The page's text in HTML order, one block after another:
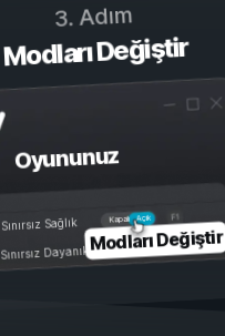
3. Adım
Modları Değiştir
Oyununuz
Açık
Kapalı
Sınırsız Sağlık
Sınırsız DayanıklılıkModları Değiştir